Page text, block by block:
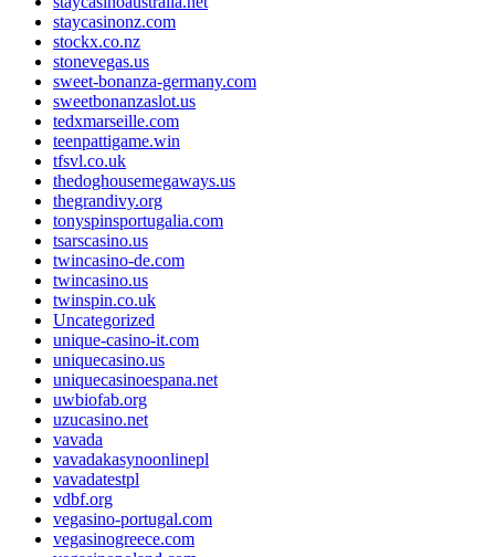
staycasinonz.com
stockx.co.nz
stonevegas.us
sweet-bonanza-germany.com
sweetbonanzaslot.us
tedxmarseille.com
teenpattigame.win
tfsvl.co.uk
thedoghousemegaways.us
thegrandivy.org
tonyspinsportugalia.com
tsarscasino.us
twincasino-de.com
twincasino.us
twinspin.co.uk
Uncategorized
unique-casino-it.com
uniquecasino.us
uniquecasinoespana.net
uwbiofab.org
uzucasino.net
vavada
vavadakasynoonlinepl
vavadatestpl
vdbf.org
vegasino-portugal.com
vegasinogreece.com